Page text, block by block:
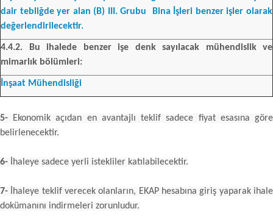
dair tebliğde yer alan (B) III. Grubu Bina İşleri benzer işler olarak
değerlendirilecektir.
4.4.2. Bu ihalede benzer işe denk sayılacak mühendislik ve
mimarlık bölümleri:
İnşaat Mühendisliği
5- Ekonomik açıdan en avantajlı teklif sadece fiyat esasına göre
belirlenecektir.
6- İhaleye sadece yerli istekliler katılabilecektir.
7- İhaleye teklif verecek olanların, EKAP hesabına giriş yaparak ihale
dokümanını indirmeleri zorunludur.